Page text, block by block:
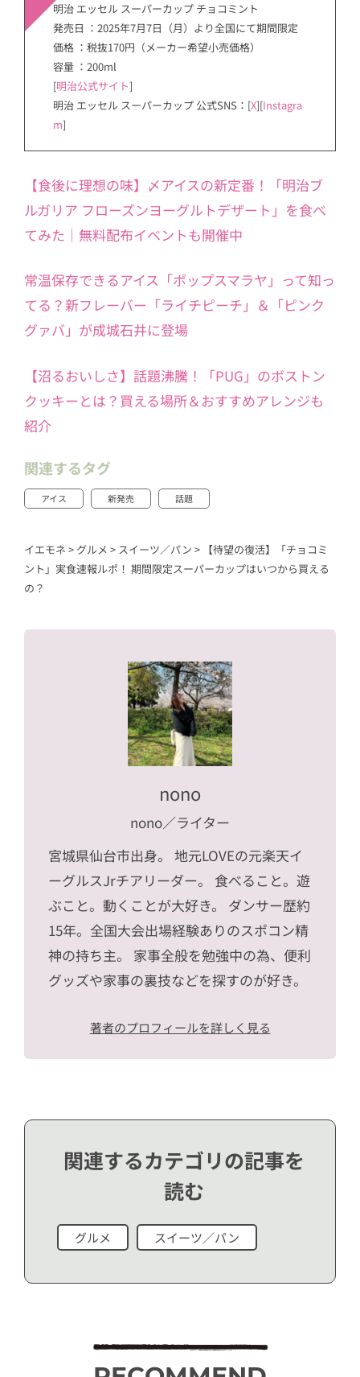
明治 エッセル スーパーカップ チョコミント
発売日 ：2025年7月7日（月）より全国にて期間限定
価格 ：税抜170円（メーカー希望小売価格）
容量 ：200ml
[明治公式サイト]
明治 エッセル スーパーカップ 公式SNS：[X][Instagra
m]
【食後に理想の味】〆アイスの新定番！「明治ブ
ルガリア フローズンヨーグルトデザート」を食べ
てみた｜無料配布イベントも開催中
常温保存できるアイス「ポップスマラヤ」って知っ
てる？新フレーバー「ライチピーチ」＆「ピンク
グァバ」が成城石井に登場
【沼るおいしさ】話題沸騰！「PUG」のボストン
クッキーとは？買える場所＆おすすめアレンジも
紹介
関連するタグ
アイス 新発売 話題
イエモネ > グルメ > スイーツ／パン > 【待望の復活】「チョコミ
ント」実食速報ルポ！ 期間限定スーパーカップはいつから買える
の？
nono
nono／ライター
宮城県仙台市出身。 地元LOVEの元楽天イ
ーグルスJrチアリーダー。 食べること。遊
ぶこと。動くことが大好き。 ダンサー歴約
15年。全国大会出場経験ありのスポコン精
神の持ち主。 家事全般を勉強中の為、便利
グッズや家事の裏技などを探すのが好き。
著者のプロフィールを詳しく見る
関連するカテゴリの記事を
読む
グルメ スイーツ／パン